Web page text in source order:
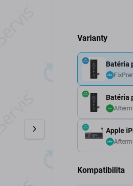
Varianty
Batéria
Batéria
Apple
Kompatibilita